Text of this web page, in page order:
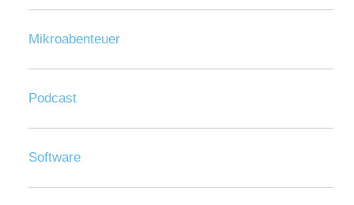
Mikroabenteuer
Podcast
Software